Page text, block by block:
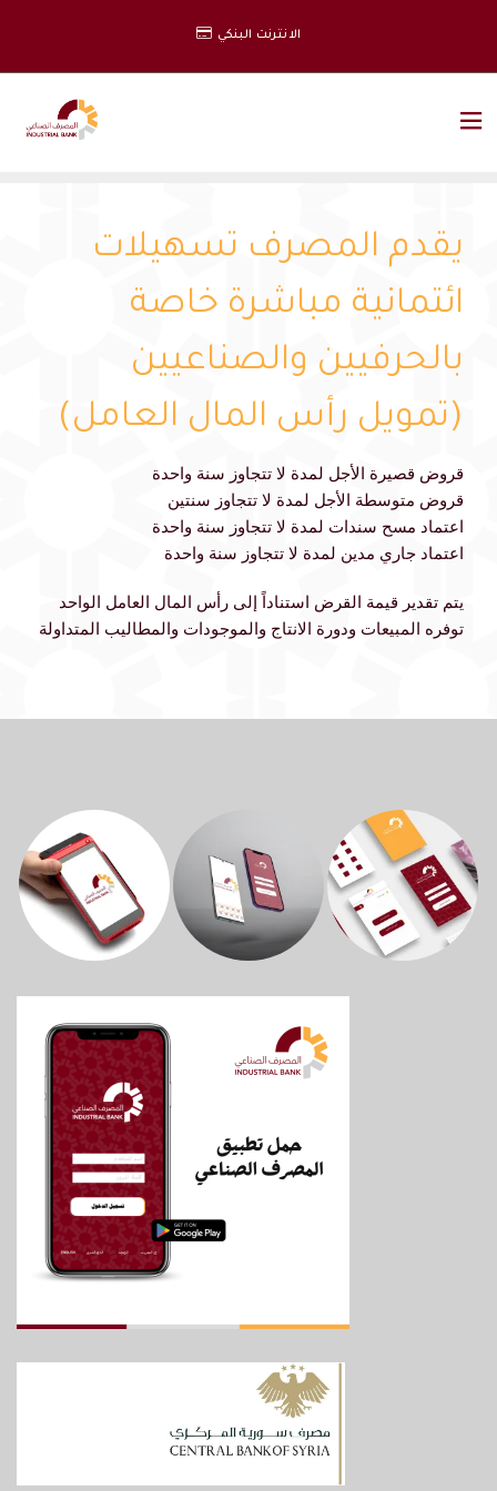
الانترنت البنكي
يقدم المصرف تسهيلات
ائتمانية مباشرة خاصة
بالحرفيين والصناعيين
(تمويل رأس المال العامل)
قروض قصيرة الأجل لمدة لا تتجاوز سنة واحدة
قروض متوسطة الأجل لمدة لا تتجاوز سنتين
اعتماد مسح سندات لمدة لا تتجاوز سنة واحدة
اعتماد جاري مدين لمدة لا تتجاوز سنة واحدة
يتم تقدير قيمة القرض استناداً إلى رأس المال العامل الواحد
توفره المبيعات ودورة الانتاج والموجودات والمطاليب المتداولة